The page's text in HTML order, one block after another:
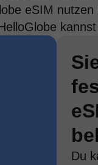
eSIM nutzen
kannst
Du